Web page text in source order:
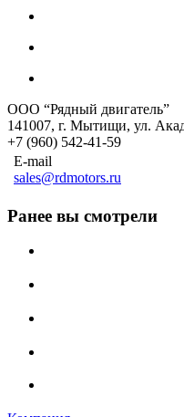
ООО “Рядный двигатель”
141007, г. Мытищи, ул.
+7 (960) 542-41-59
E-mail
sales@rdmotors.ru
Ранее вы смотрели